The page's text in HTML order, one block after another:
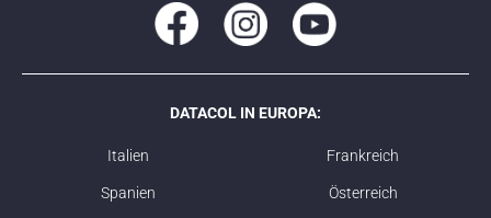
DATACOL IN EUROPA:
Italien Frankreich
Spanien Österreich